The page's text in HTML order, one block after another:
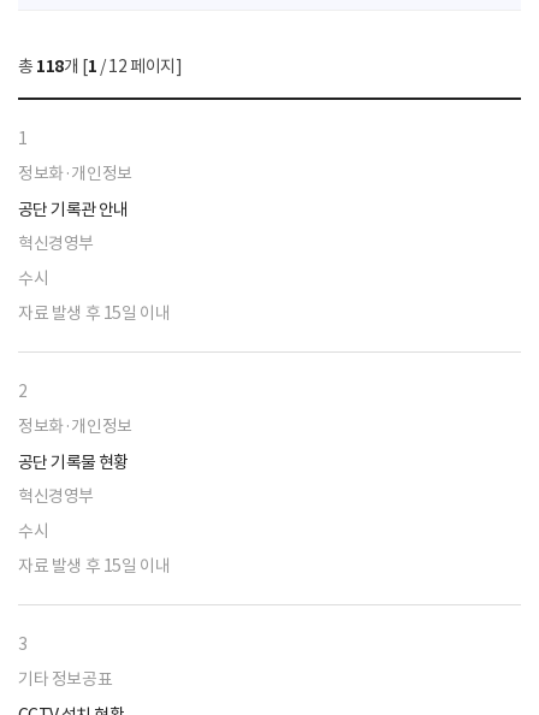
선
택
총 118개 [1 / 12 페이지]
1
정보화·개인정보
공단 기록관 안내
혁신경영부
수시
자료 발생 후 15일 이내
2
정보화·개인정보
공단 기록물 현황
혁신경영부
수시
자료 발생 후 15일 이내
3
기타 정보공표